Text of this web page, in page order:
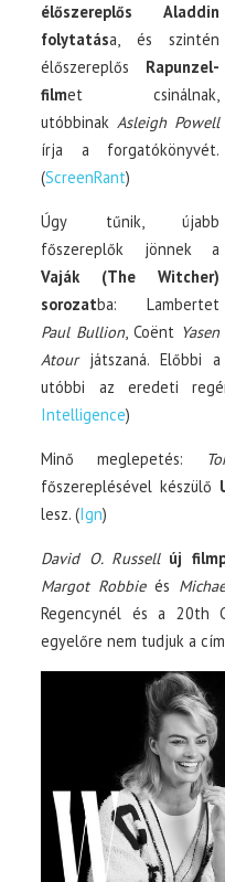
élőszereplős Aladdin
folytatása, és szintén
élőszereplős Rapunzel-
filmet csinálnak,
utóbbinakAsleigh Powell
írja a forgatókönyvét.
(ScreenRant)
Úgy tűnik, újabb
főszereplők jönnek a
Vaják (The Witcher)
sorozatba: Lambertet
Paul Bullion, Coënt Yasen
Atourjátszaná. Előbbi a
utóbbi az eredeti
Intelligence)
Minő meglepetés:
főszereplésével készülő
lesz. (Ign)
David O. Russell új
Margot Robbieés
Regencynél és a 20th
egyelőre nem tudjuk a